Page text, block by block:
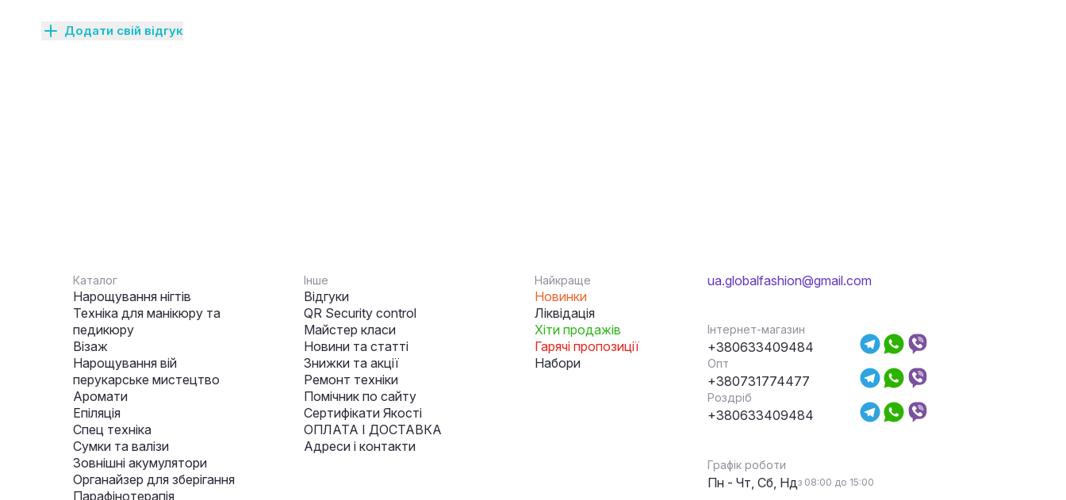
Додати свій відгук
Каталог
Нарощування нігтів
Техніка для манікюру та
педикюру
Візаж
Нарощування вій
перукарське мистецтво
Аромати
Епіляція
Спец техніка
Сумки та валізи
Зовнішні акумулятори
Органайзер для зберігання
Парафінотерапія
Інше
Відгуки
QR Security control
Майстер класи
Новини та статті
Знижки та акції
Ремонт техніки
Помічник по сайту
Сертифікати Якості
ОПЛАТА І ДОСТАВКА
Адреси і контакти
Найкраще
Новинки
Ліквідація
Хіти продажів
Гарячі пропозиції
Набори
ua.globalfashion@gmail.com
Інтернет-магазин
+380633409484
Опт
+380731774477
Роздріб
+380633409484
Графік роботи
Пн - Чт, Сб, Ндз 08:00 до 15:00